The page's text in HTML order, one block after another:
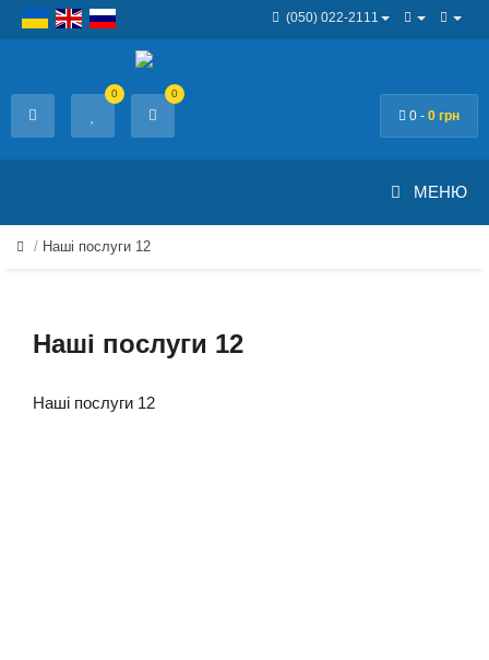
(050) 022-2111
0 - 0 грн
0 0
МЕНЮ
Наші послуги 12
Наші послуги 12
Наші послуги 12